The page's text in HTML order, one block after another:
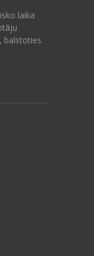
laika
balstoties